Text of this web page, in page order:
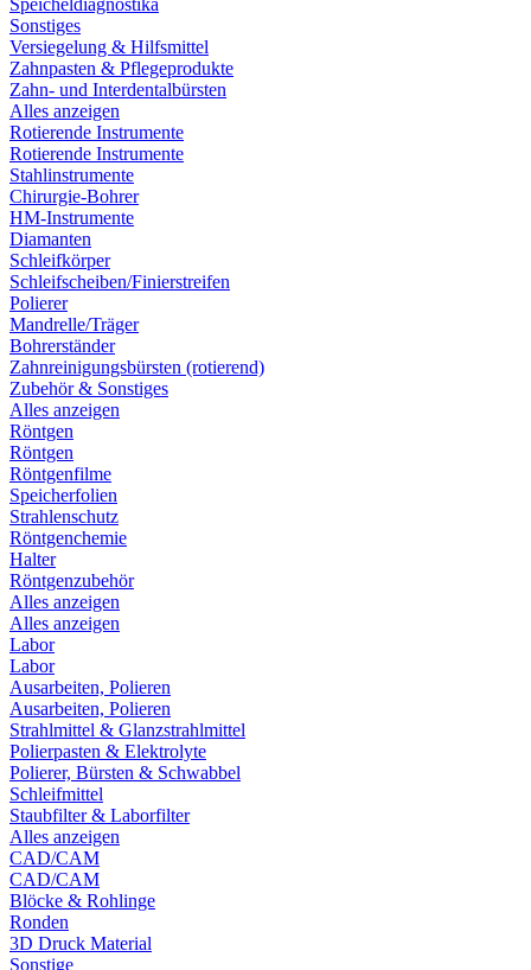
Speicheldiagnostika
Sonstiges
Versiegelung & Hilfsmittel
Zahnpasten & Pflegeprodukte
Zahn- und Interdentalbürsten
Alles anzeigen
Rotierende Instrumente
Rotierende Instrumente
Stahlinstrumente
Chirurgie-Bohrer
HM-Instrumente
Diamanten
Schleifkörper
Schleifscheiben/Finierstreifen
Polierer
Mandrelle/Träger
Bohrerständer
Zahnreinigungsbürsten (rotierend)
Zubehör & Sonstiges
Alles anzeigen
Röntgen
Röntgen
Röntgenfilme
Speicherfolien
Strahlenschutz
Röntgenchemie
Halter
Röntgenzubehör
Alles anzeigen
Alles anzeigen
Labor
Labor
Ausarbeiten, Polieren
Ausarbeiten, Polieren
Strahlmittel & Glanzstrahlmittel
Polierpasten & Elektrolyte
Polierer, Bürsten & Schwabbel
Schleifmittel
Staubfilter & Laborfilter
Alles anzeigen
CAD/CAM
CAD/CAM
Blöcke & Rohlinge
Ronden
3D Druck Material
Sonstige